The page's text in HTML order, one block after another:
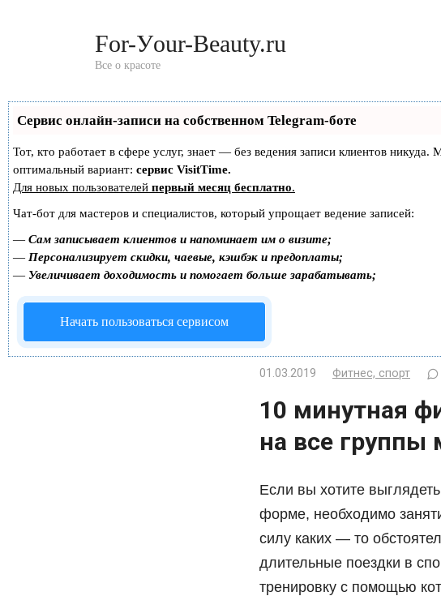
For-Уour-Beauty.ru
Все о красоте
Сервис онлайн-записи на собственном Telegram-боте
Тот, кто работает в сфере услуг, знает — без ведения записи клиентов
оптимальный вариант: сервис VisitTime.
Для новых пользователей первый месяц бесплатно.
Чат-бот для мастеров и специалистов, который упрощает ведение записей:
— Сам записывает клиентов и напоминает им о визите;
— Персонализирует скидки, чаевые, кэшбэк и предоплаты;
— Увеличивает доходимость и помогает больше зарабатывать;
Начать пользоваться сервисом
01.03.2019 Фитнес, спорт
10 минутная
на все
Если вы хотите
форме, необходимо
силу каких — то
длительные поездки в
тренировку с помощью